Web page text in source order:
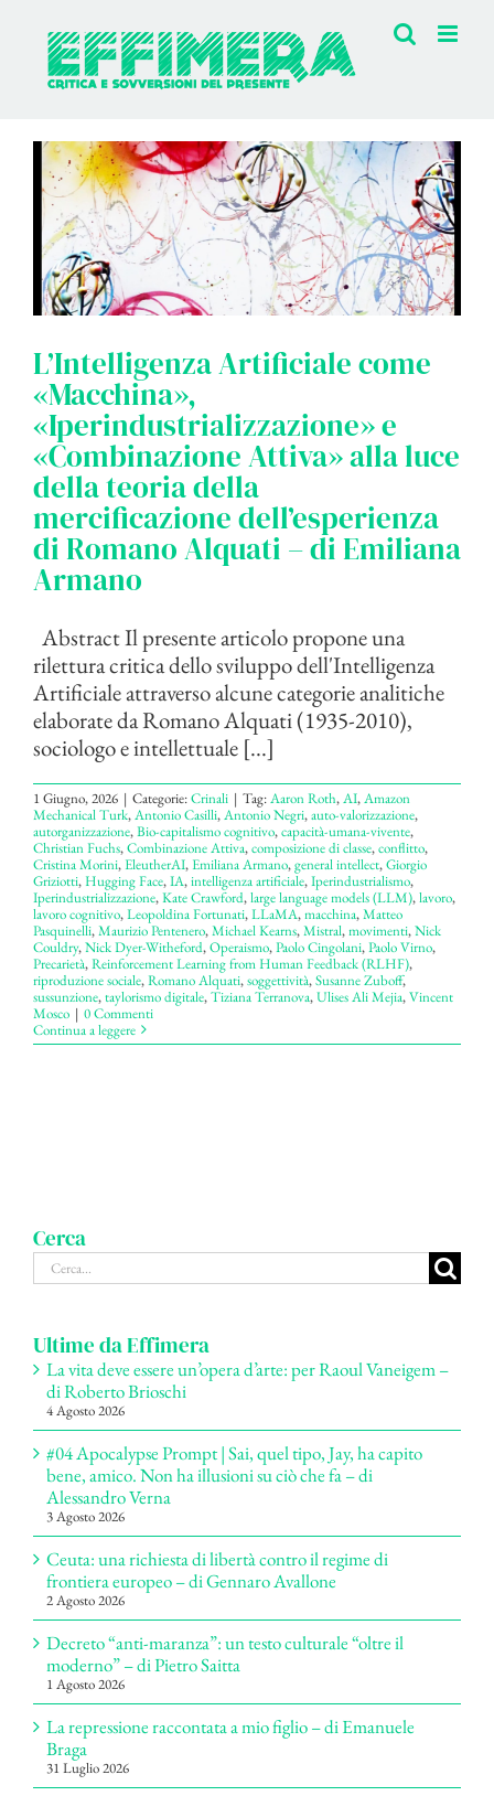
contenuto
L’Intelligenza Artificiale come
«Macchina»,
«Iperindustrializzazione» e
«Combinazione Attiva» alla luce
della teoria della
mercificazione dell’esperienza
di Romano Alquati – di Emiliana
Armano
Abstract Il presente articolo propone una
rilettura critica dello sviluppo dell'Intelligenza
Artificiale attraverso alcune categorie analitiche
elaborate da Romano Alquati (1935-2010),
sociologo e intellettuale [...]
1 Giugno, 2026 | Categorie:Crinali | Tag:Aaron Roth,AI,Amazon
Mechanical Turk,Antonio Casilli,Antonio Negri,auto-valorizzazione,
autorganizzazione,Bio-capitalismo cognitivo,capacità-umana-vivente,
Christian Fuchs,Combinazione Attiva,composizione di classe,conflitto,
Cristina Morini,EleutherAI,Emiliana Armano,general intellect,Giorgio
Griziotti,Hugging Face,IA,intelligenza artificiale,Iperindustrialismo,
Iperindustrializzazione,Kate Crawford,large language models (LLM),lavoro,
lavoro cognitivo,Leopoldina Fortunati,LLaMA,macchina,Matteo
Pasquinelli,Maurizio Pentenero,Michael Kearns,Mistral,movimenti,Nick
Couldry,Nick Dyer-Witheford,Operaismo,Paolo Cingolani,Paolo Virno,
Precarietà,Reinforcement Learning from Human Feedback (RLHF),
riproduzione sociale,Romano Alquati,soggettività,Susanne Zuboff,
sussunzione,taylorismo digitale,Tiziana Terranova,Ulises Ali Mejia,Vincent
Mosco | 0 Commenti
Continua a leggere
Cerca
Cerca
per:
Ultime da Effimera
La vita deve essere un’opera d’arte: per Raoul Vaneigem –
di Roberto Brioschi
4 Agosto 2026
#04 Apocalypse Prompt | Sai, quel tipo, Jay, ha capito
bene, amico. Non ha illusioni su ciò che fa – di
Alessandro Verna
3 Agosto 2026
Ceuta: una richiesta di libertà contro il regime di
frontiera europeo – di Gennaro Avallone
2 Agosto 2026
Decreto “anti-maranza”: un testo culturale “oltre il
moderno” – di Pietro Saitta
1 Agosto 2026
La repressione raccontata a mio figlio – di Emanuele
Braga
31 Luglio 2026